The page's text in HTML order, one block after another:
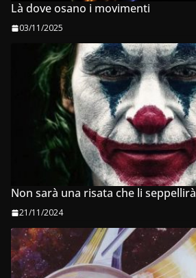
Là dove osano i movimenti
03/11/2025
Non sarà una risata che li seppellirà
21/11/2024